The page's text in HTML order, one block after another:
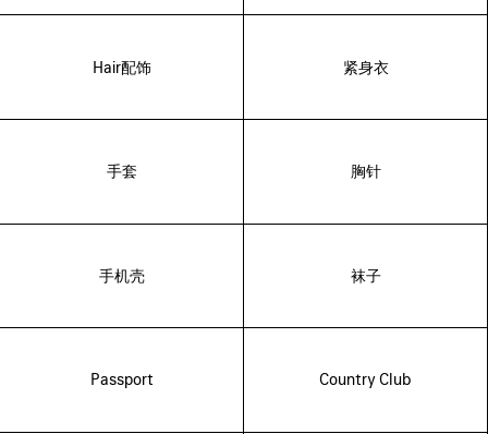
Hair配饰 紧身衣
手套 胸针
手机壳 袜子
Passport Country Club